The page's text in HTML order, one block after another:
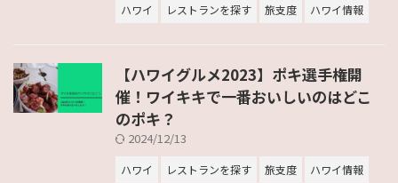
ハワイ レストランを探す 旅支度 ハワイ情報
【ハワイグルメ2023】ポキ選手権開
催！ワイキキで一番おいしいのはどこ
のポキ？
2024/12/13
ハワイ レストランを探す 旅支度 ハワイ情報